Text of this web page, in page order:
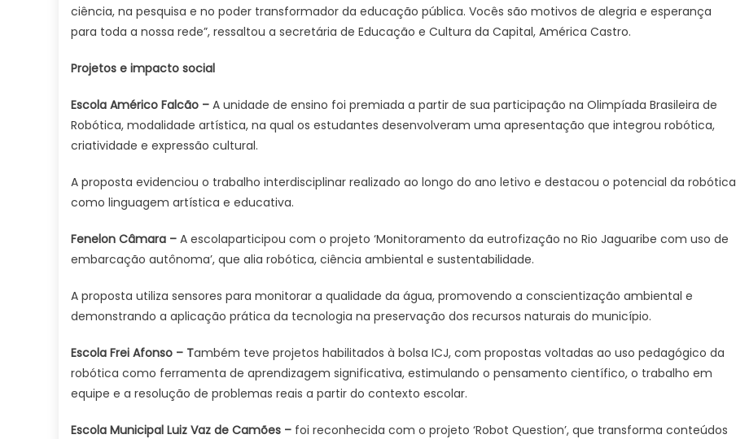
ciência, na pesquisa e no poder transformador da educação pública. Vocês são motivos de alegria e esperança
para toda a nossa rede”, ressaltou a secretária de Educação e Cultura da Capital, América Castro.
Projetos e impacto social
Escola Américo Falcão – A unidade de ensino foi premiada a partir de sua participação na Olimpíada Brasileira de
Robótica, modalidade artística, na qual os estudantes desenvolveram uma apresentação que integrou robótica,
criatividade e expressão cultural.
A proposta evidenciou o trabalho interdisciplinar realizado ao longo do ano letivo e destacou o potencial da robótica
como linguagem artística e educativa.
Fenelon Câmara – A escolaparticipou com o projeto ‘Monitoramento da eutrofização no Rio Jaguaribe com uso de
embarcação autônoma’, que alia robótica, ciência ambiental e sustentabilidade.
A proposta utiliza sensores para monitorar a qualidade da água, promovendo a conscientização ambiental e
demonstrando a aplicação prática da tecnologia na preservação dos recursos naturais do município.
Escola Frei Afonso – Também teve projetos habilitados à bolsa ICJ, com propostas voltadas ao uso pedagógico da
robótica como ferramenta de aprendizagem significativa, estimulando o pensamento científico, o trabalho em
equipe e a resolução de problemas reais a partir do contexto escolar.
Escola Municipal Luiz Vaz de Camões – foi reconhecida com o projeto ‘Robot Question’, que transforma conteúdos